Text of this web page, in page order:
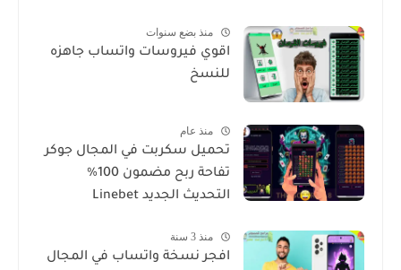
منذ بضع سنوات
اقوي فيروسات واتساب جاهزه
للنسخ
منذ عام
تحميل سكربت في المجال جوكر
تفاحة ربح مضمون 100%
التحديث الجديد Linebet
منذ 3 سنة
افجر نسخة واتساب في المجال